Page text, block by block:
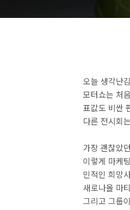
오늘 생각난
모터쇼는 처
표값도 비싼
다른 전시회
가장 괜찮았
이렇게 마케
인적인 희망
새로나올 마
그리고 그룹